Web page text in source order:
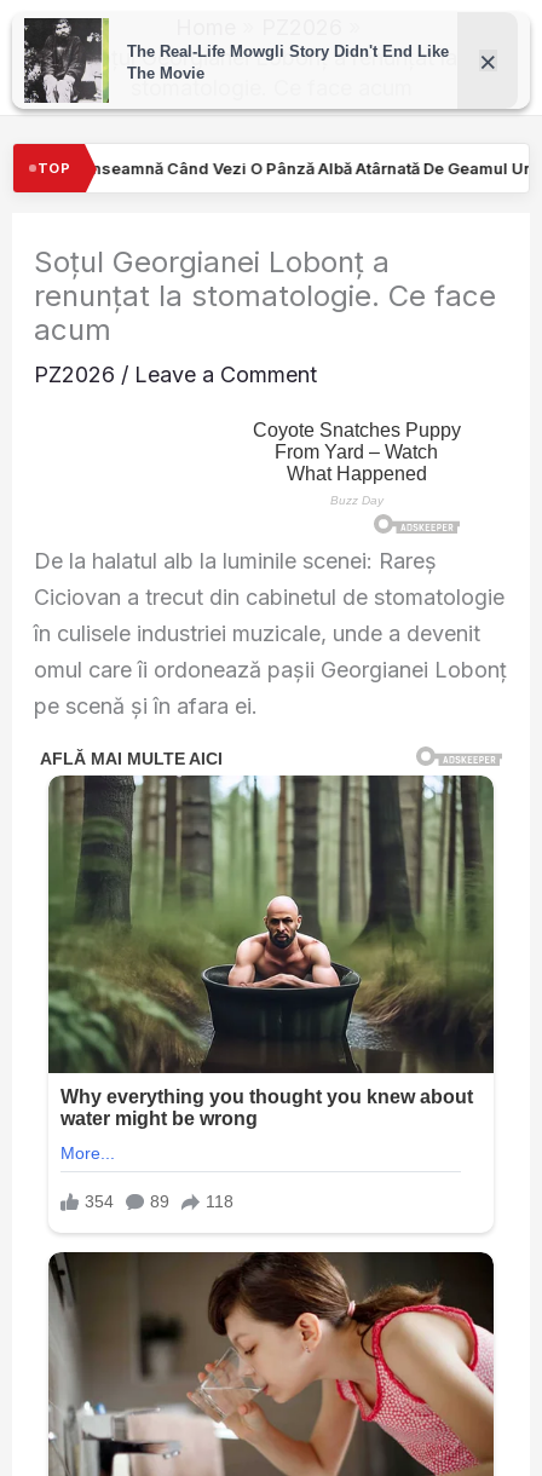
Skip
content
Soțul Georgianei Lobonț a renunțat la
TOP
Pânză Albă Atârnată De Geamul Unei Mașini. Semnalul…
Soțul Georgianei Lobonț a
renunțat la stomatologie. Ce face
acum
PZ2026 / Leave a Comment
De la halatul alb la luminile scenei: Rareș
Ciciovan a trecut din cabinetul de stomatologie
în culisele industriei muzicale, unde a devenit
omul care îi ordonează pașii Georgianei Lobonț
pe scenă și în afara ei.